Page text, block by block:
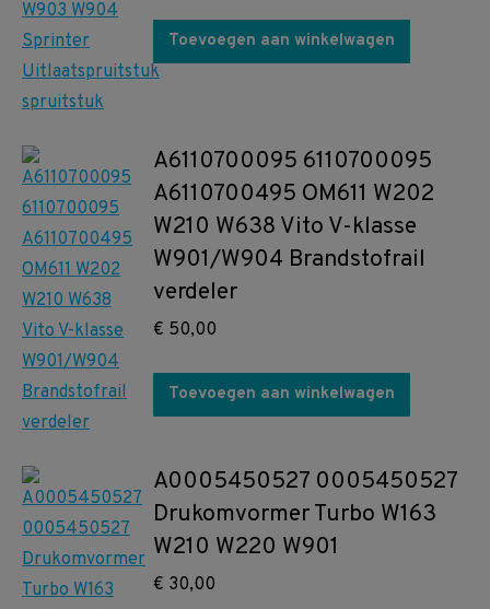
Toevoegen aan winkelwagen
A6110700095 6110700095
A6110700495 OM611 W202
W210 W638 Vito V-klasse
W901/W904 Brandstofrail
verdeler
€ 50,00
Toevoegen aan winkelwagen
A0005450527 0005450527
Drukomvormer Turbo W163
W210 W220 W901
€ 30,00